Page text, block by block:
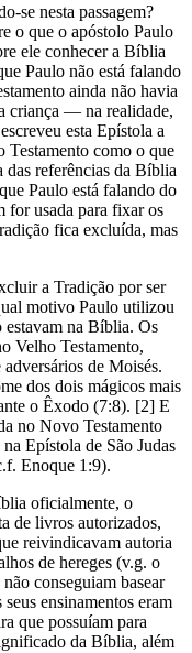
se nesta passagem?
o que o apóstolo Paulo
ele conhecer a Bíblia
Paulo não está falando
ainda não havia
criança — na realidade,
esta Epístola a
como o que
referências da Bíblia
Paulo está falando do
for usada para fixar os
fica excluída, mas
a Tradição por ser
motivo Paulo utilizou
estavam na Bíblia. Os
Velho Testamento,
de Moisés.
dos dois mágicos mais
o Êxodo (7:8). [2] E
no Novo Testamento
Epístola de São Judas
Enoque 1:9).
oficialmente, o
de livros autorizados,
reivindicavam autoria
de hereges (v.g. o
conseguiam basear
ensinamentos eram
que possuíam para
da Bíblia, além